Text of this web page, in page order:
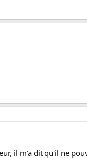
il m'a dit qu'il ne